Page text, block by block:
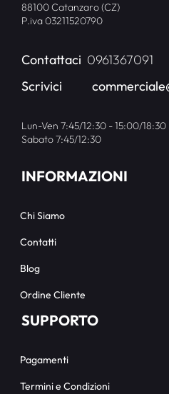
88100 Catanzaro (CZ)
P.iva 03211520790
Contattaci 0961367091
Scrivici
Lun-Ven 7:45/12:30 - 15:00/18:30
Sabato 7:45/12:30
INFORMAZIONI
Chi Siamo
Contatti
Blog
Ordine Cliente
SUPPORTO
Pagamenti
Termini e Condizioni